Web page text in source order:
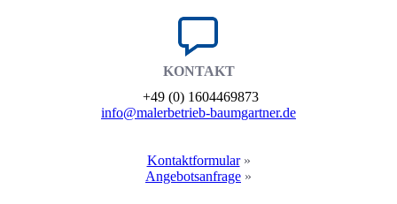
KONTAKT
+49 (0) 1604469873
info@maler­betrieb-baumgartner.de
Kontakt­formular»
Angebots­anfrage »